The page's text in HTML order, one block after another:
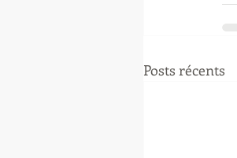
Posts récents